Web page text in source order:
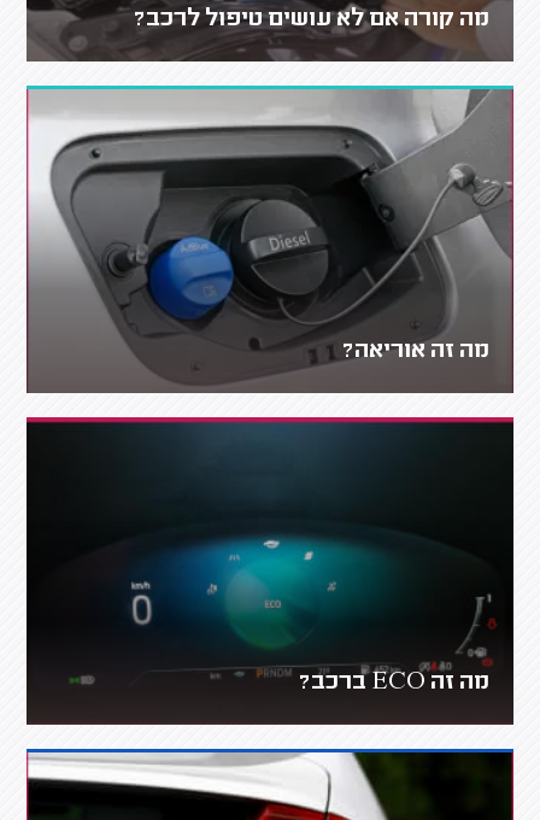
מה קורה אם לא עושים טיפול לרכב?
מה זה אוריאה?
מה זה ECO ברכב?